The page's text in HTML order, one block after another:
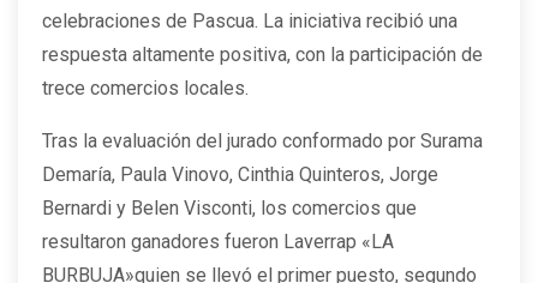
celebraciones de Pascua. La iniciativa recibió una
respuesta altamente positiva, con la participación de
trece comercios locales.
Tras la evaluación del jurado conformado por Surama
Demaría, Paula Vinovo, Cinthia Quinteros, Jorge
Bernardi y Belen Visconti, los comercios que
resultaron ganadores fueron Laverrap «LA
BURBUJA»quien se llevó el primer puesto, segundo